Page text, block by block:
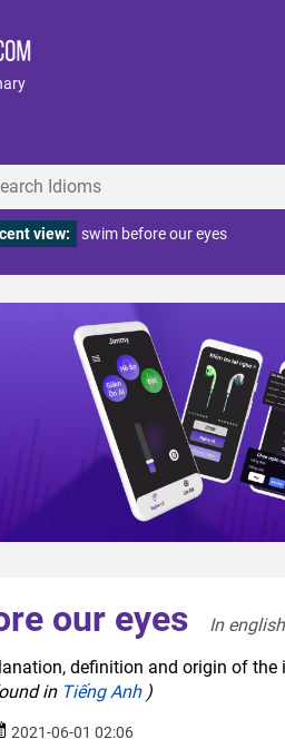
view: swim before our eyes
our eyes
In
definition and origin of
in Tiếng Anh)
2021-06-01 02:06